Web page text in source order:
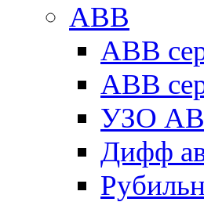
ABB
ABB
ABB
УЗО
Дифф